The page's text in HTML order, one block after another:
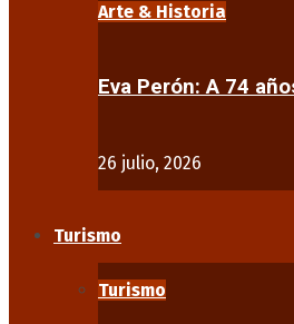
Arte & Historia
Eva Perón: A 74
26 julio, 2026
Turismo
Turismo